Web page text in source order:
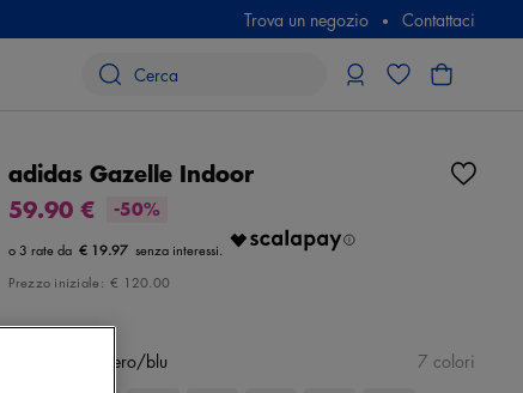
Trova un negozio Contattaci
adidas Gazelle Indoor
59.90 €
-50%
€ 19.97
Prezzo iniziale: € 120.00
rosa/nero/blu 7 colori